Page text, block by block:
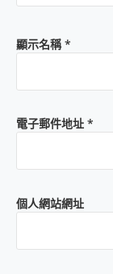
顯示名稱*
電子郵件地址 *
個人網站網址